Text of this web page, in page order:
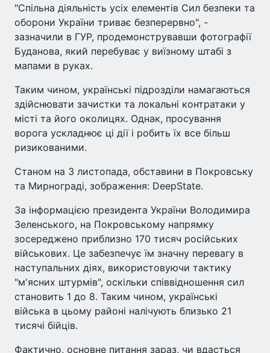
"Спільна діяльність усіх елементів Сил безпеки та
оборони України триває безперервно", -
зазначили в ГУР, продемонструвавши фотографії
Буданова, який перебуває у виїзному штабі з
мапами в руках.
Таким чином, українські підрозділи намагаються
здійснювати зачистки та локальні контратаки у
місті та його околицях. Однак, просування
ворога ускладнює ці дії і робить їх все більш
ризикованими.
Станом на 3 листопада, обставини в Покровську
та Мирнограді, зображення: DeepState.
За інформацією президента України Володимира
Зеленського, на Покровському напрямку
зосереджено приблизно 170 тисяч російських
військових. Це забезпечує їм значну перевагу в
наступальних діях, використовуючи тактику
"м'ясних штурмів", оскільки співвідношення сил
становить 1 до 8. Таким чином, українські
війська в цьому районі налічують близько 21
тисячі бійців.
Фактично, основне питання зараз, чи вдасться